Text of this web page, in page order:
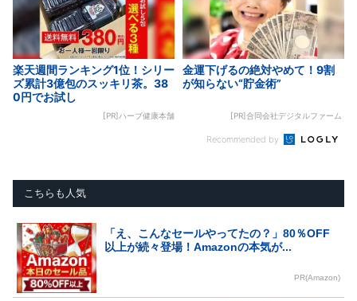
楽天週間ランキング1位！シリー
ズ累計3億包のスッキリ茶。38
0円でお試し
[PR]ハーブ健康本舗
金運下げるの絶対やめて！9割
が知らない“貯金術”
[PR]合同会社デジタルファーム
Recommended by
こちらも人気
「え、こんなセールやってたの？」80％OFF
以上が続々登場！Amazonの本気が...
PR(Amazon)